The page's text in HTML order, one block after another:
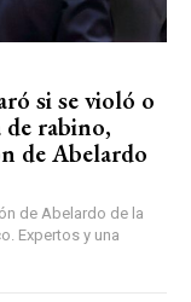
si se violó o
rabino,
de Abelardo
de Abelardo de la
Expertos y una